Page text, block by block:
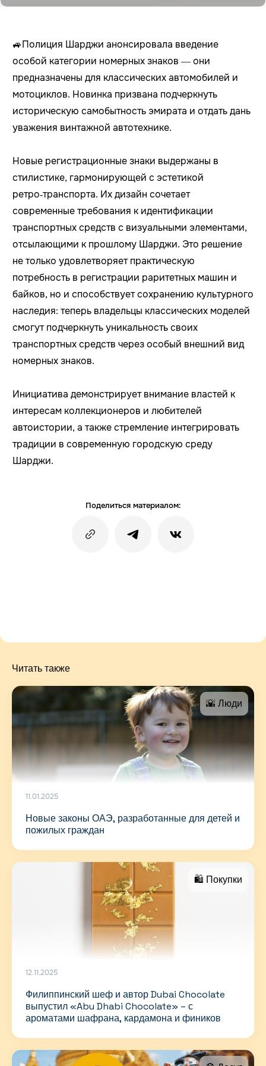
🚙Полиция Шарджи анонсировала введение
особой категории номерных знаков — они
предназначены для классических автомобилей и
мотоциклов. Новинка призвана подчеркнуть
историческую самобытность эмирата и отдать дань
уважения винтажной автотехнике.
Новые регистрационные знаки выдержаны в
стилистике, гармонирующей с эстетикой
ретро‑транспорта. Их дизайн сочетает
современные требования к идентификации
транспортных средств с визуальными элементами,
отсылающими к прошлому Шарджи. Это решение
не только удовлетворяет практическую
потребность в регистрации раритетных машин и
байков, но и способствует сохранению культурного
наследия: теперь владельцы классических моделей
смогут подчеркнуть уникальность своих
транспортных средств через особый внешний вид
номерных знаков.
Инициатива демонстрирует внимание властей к
интересам коллекционеров и любителей
автоистории, а также стремление интегрировать
традиции в современную городскую среду
Шарджи.
Поделиться материалом:
Читать также
🌇 Люди
11.01.2025
Новые законы ОАЭ, разработанные для детей и
пожилых граждан
🛍 Покупки
12.11.2025
Филиппинский шеф и автор Dubai Chocolate
выпустил «Abu Dhabi Chocolate» – с
ароматами шафрана, кардамона и фиников